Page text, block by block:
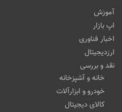
آموزش
اپ بازار
اخبار فناوری
ارزدیجیتال
نقد و بررسی
خانه و آشپزخانه
خودرو و ابزارآلات
کالای دیجیتال